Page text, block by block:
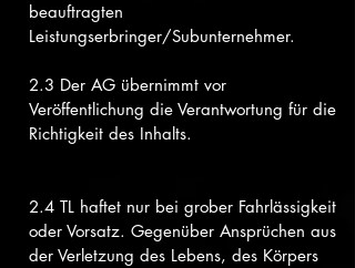
beauftragten
Leistungserbringer/Subunternehmer.
2.3 Der AG übernimmt vor
Veröffentlichung die Verantwortung für die
Richtigkeit des Inhalts.
2.4 TL haftet nur bei grober Fahrlässigkeit
oder Vorsatz. Gegenüber Ansprüchen aus
der Verletzung des Lebens, des Körpers